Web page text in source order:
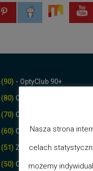
(90) - OptyClub 90+
(80) OptyClub 80+
(70) OptyClub 70+
(60) OptyClub 60+
(51) Z życia stowarzyszeń/
(50) OptyClub 50+
Nasza strona
celach
możemy